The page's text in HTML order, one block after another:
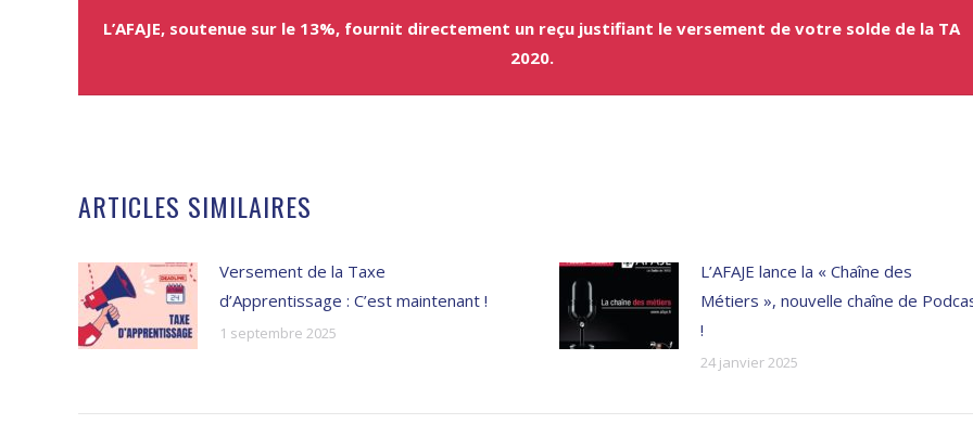
L’AFAJE, soutenue sur le 13%, fournit directement un reçu justifiant le versement de votre solde de la TA
2020.
ARTICLES SIMILAIRES
Versement de la Taxe
d’Apprentissage : C’est maintenant !
1 septembre 2025
L’AFAJE lance la « Chaîne des
Métiers », nouvelle chaîne de
!
24 janvier 2025